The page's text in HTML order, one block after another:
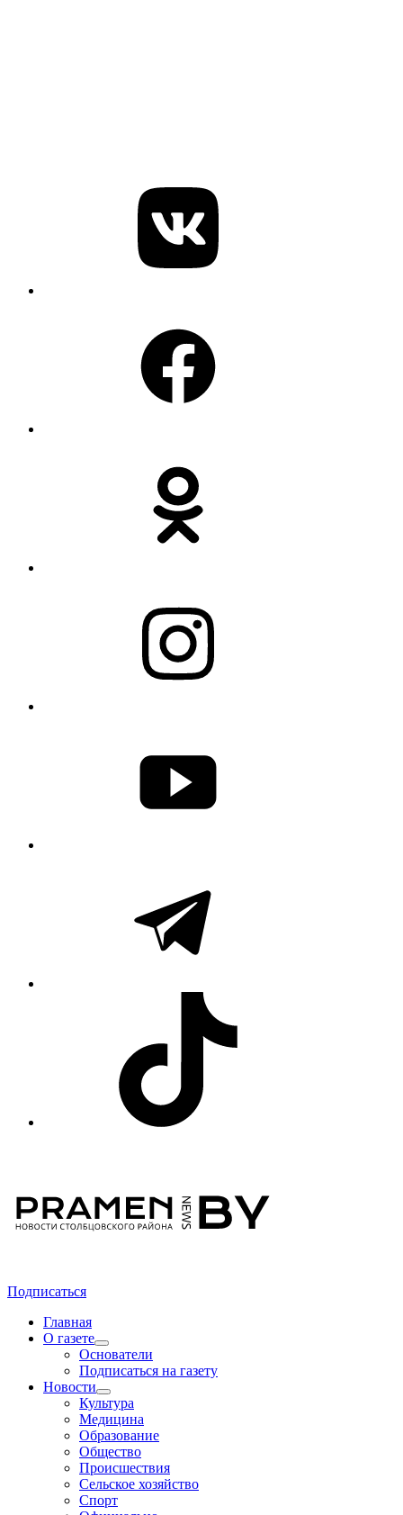
Подписаться
Главная
О газете
Основатели
Подписаться на газету
Новости
Культура
Медицина
Образование
Общество
Происшествия
Сельское хозяйство
Спорт